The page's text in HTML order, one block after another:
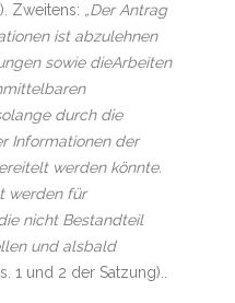
Zweitens: „Der Antrag
ist abzulehnen
sowie dieArbeiten
durch die
Informationen der
werden könnte.
werden für
nicht Bestandteil
und alsbald
1 und 2 der Satzung)..